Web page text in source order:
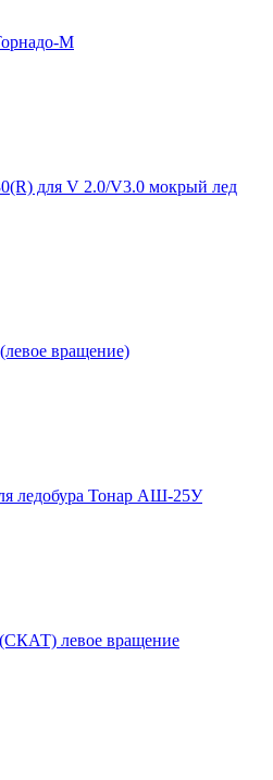
М
для V 2.0/V3.0 мокрый лед
вращение)
ледобура Тонар АШ-25У
левое вращение